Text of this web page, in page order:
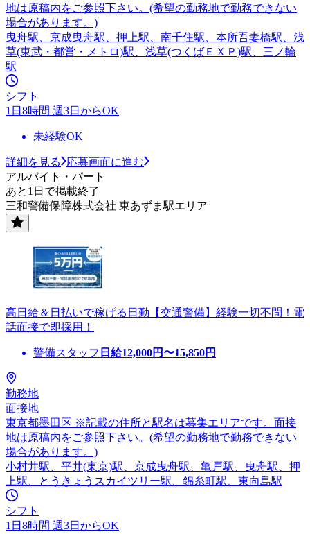
地は原稿内をご参照下さい。(希望の勤務地で勤務できない
場合があります。)
曳舟駅、京成曳舟駅、押上駅、南千住駅、本所吾妻橋駅、浅
草(東武・都営・メトロ)駅、浅草(つくばＥＸＰ)駅、三ノ輪
駅
シフト
1日8時間 週3日からOK
未経験OK
詳細を見る
応募画面に進む
アルバイト・パート
あと1日で掲載終了
三和警備保障株式会社 東あずま駅エリア
高日給＆日払いで稼げる日勤【交通警備】経験一切不問！電
話面接で即採用！
警備スタッフ 日給12,000円〜15,850円
勤務地
面接地
東京都墨田区 ※記載の住所と駅名は募集エリアです。面接
地は原稿内をご参照下さい。(希望の勤務地で勤務できない
場合があります。)
小村井駅、平井(東京)駅、京成曳舟駅、亀戸駅、曳舟駅、押
上駅、とうきょうスカイツリー駅、錦糸町駅、東向島駅
シフト
1日8時間 週3日からOK